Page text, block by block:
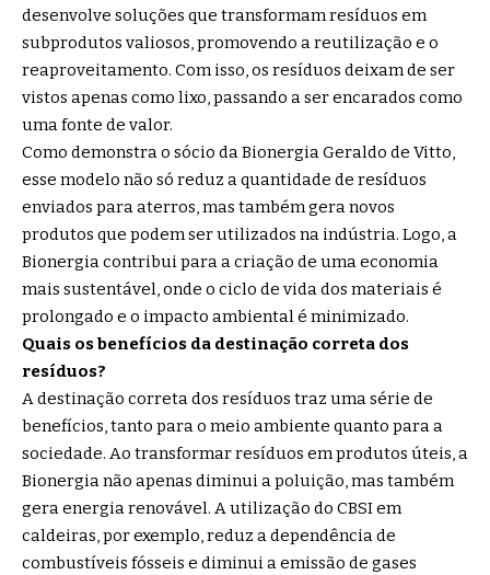
desenvolve soluções que transformam resíduos em
subprodutos valiosos, promovendo a reutilização e o
reaproveitamento. Com isso, os resíduos deixam de ser
vistos apenas como lixo, passando a ser encarados como
uma fonte de valor.
Como demonstra o sócio da Bionergia Geraldo de Vitto,
esse modelo não só reduz a quantidade de resíduos
enviados para aterros, mas também gera novos
produtos que podem ser utilizados na indústria. Logo, a
Bionergia contribui para a criação de uma economia
mais sustentável, onde o ciclo de vida dos materiais é
prolongado e o impacto ambiental é minimizado.
Quais os benefícios da destinação correta dos
resíduos?
A destinação correta dos resíduos traz uma série de
benefícios, tanto para o meio ambiente quanto para a
sociedade. Ao transformar resíduos em produtos úteis, a
Bionergia não apenas diminui a poluição, mas também
gera energia renovável. A utilização do CBSI em
caldeiras, por exemplo, reduz a dependência de
combustíveis fósseis e diminui a emissão de gases